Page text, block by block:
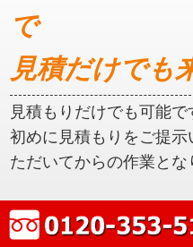
で
見積だけでも
見積もりだけでも可能で
初めに見積もりをご提
ただいてからの作業とな
宮城県石